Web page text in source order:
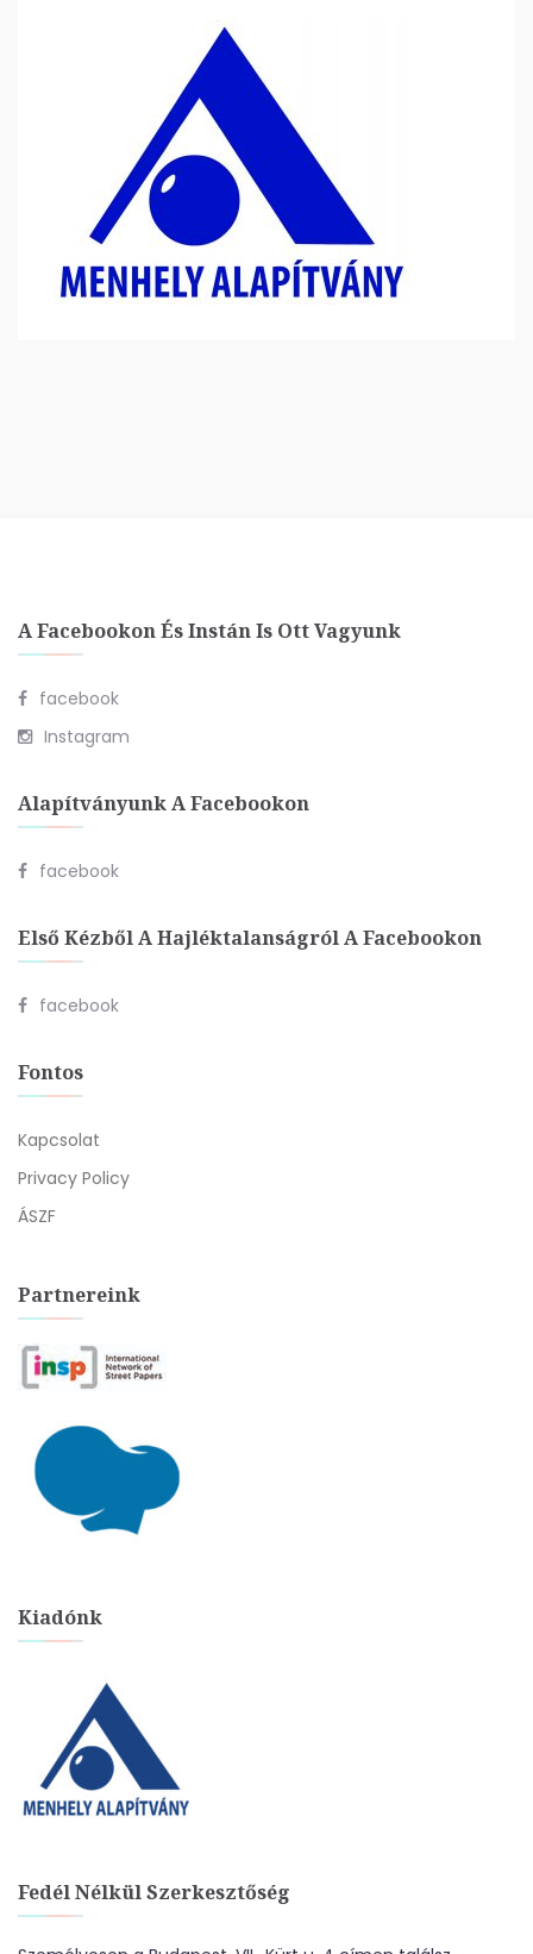
A Facebookon És Instán Is Ott Vagyunk
facebook
Instagram
Alapítványunk A Facebookon
facebook
Első Kézből A Hajléktalanságról A Facebookon
facebook
Fontos
Kapcsolat
Privacy Policy
ÁSZF
Partnereink
Kiadónk
Fedél Nélkül Szerkesztőség